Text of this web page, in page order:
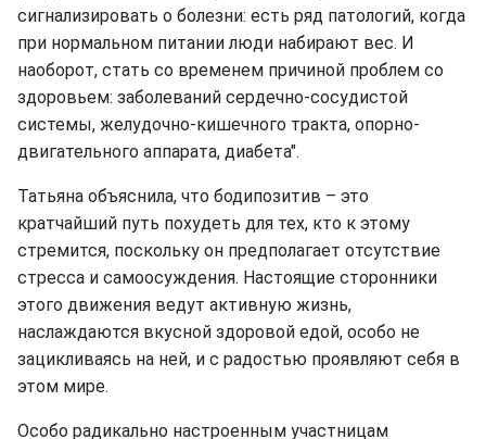
сигнализировать о болезни: есть ряд патологий, когда
при нормальном питании люди набирают вес. И
наоборот, стать со временем причиной проблем со
здоровьем: заболеваний сердечно-сосудистой
системы, желудочно-кишечного тракта, опорно-
двигательного аппарата, диабета".
Татьяна объяснила, что бодипозитив – это
кратчайший путь похудеть для тех, кто к этому
стремится, поскольку он предполагает отсутствие
стресса и самоосуждения. Настоящие сторонники
этого движения ведут активную жизнь,
наслаждаются вкусной здоровой едой, особо не
зацикливаясь на ней, и с радостью проявляют себя в
этом мире.
Особо радикально настроенным участницам